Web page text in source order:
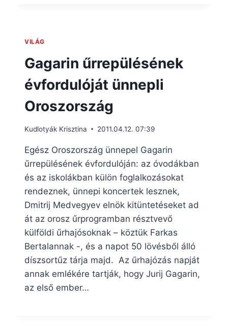
VILÁG
Gagarin űrrepülésének
évfordulóját ünnepli
Oroszország
Kudlotyák Krisztina 2011.04.12. 07:39
Egész Oroszország ünnepel Gagarin
űrrepülésének évfordulóján: az óvodákban
és az iskolákban külön foglalkozásokat
rendeznek, ünnepi koncertek lesznek,
Dmitrij Medvegyev elnök kitüntetéseket ad
át az orosz űrprogramban résztvevő
külföldi űrhajósoknak – köztük Farkas
Bertalannak -, és a napot 50 lövésből álló
díszsortűz tárja majd. Az űrhajózás napját
annak emlékére tartják, hogy Jurij Gagarin,
az első ember…